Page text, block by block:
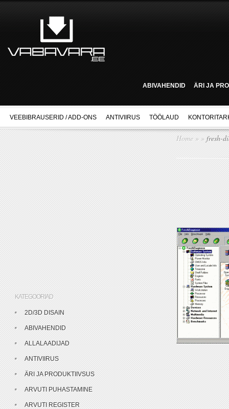
ABIVAHENDID ÄRI JA
VEEBIBRAUSERID / ADD-ONS ANTIVIIRUS TÖÖLAUD
Home » » fresh-
KATEGOORIAD
2D/3D DISAIN
ABIVAHENDID
ALLALAADIJAD
ANTIVIIRUS
ÄRI JA PRODUKTIIVSUS
ARVUTI PUHASTAMINE
ARVUTI REGISTER